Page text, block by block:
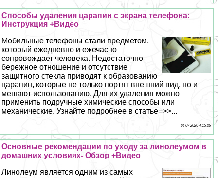
Способы удаления царапин с экрана телефона:
Инструкция +Видео
Мобильные телефоны стали предметом,
который ежедневно и ежечасно
сопровождает человека. Недостаточно
бережное отношение и отсутствие
защитного стекла приводят к образованию
царапин, которые не только портят внешний вид, но и
мешают использованию. Для их удаления можно
применить подручные химические способы или
механические. Узнайте подробнее в статье=>>...
24 07 2026 4:15:26
Основные рекомендации по уходу за линолеумом в
домашних условиях- Обзор +Видео
Линолеум является одним из самых